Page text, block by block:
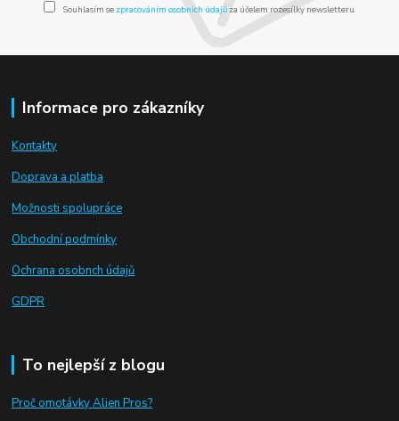
Souhlasím se zpracováním osobních údajůza účelem rozesílky newsletteru.
Informace pro zákazníky
Kontakty
Doprava a platba
Možnosti spolupráce
Obchodní podmínky
Ochrana osobnch údajů
GDPR
To nejlepší z blogu
Proč omotávky Alien Pros?